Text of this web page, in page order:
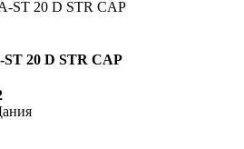
20 D STR CAP